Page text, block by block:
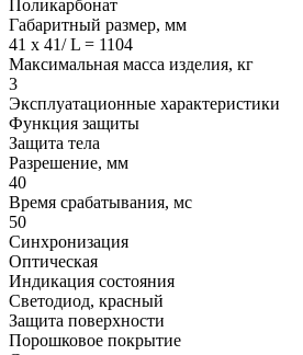
Поликарбонат
Габаритный размер, мм
41 x 41/ L = 1104
Максимальная масса изделия, кг
3
Эксплуатационные характеристики
Функция защиты
Защита тела
Разрешение, мм
40
Время срабатывания, мс
50
Синхронизация
Оптическая
Индикация состояния
Светодиод, красный
Защита поверхности
Порошковое покрытие